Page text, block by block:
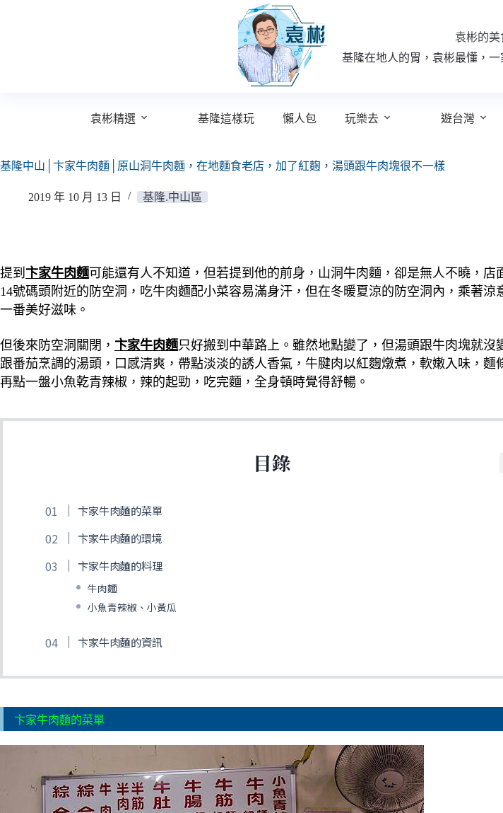
袁彬的美
基隆在地人的胃，袁彬最懂，
袁彬精選 基隆這樣玩 懶人包 玩樂去 遊台灣
基隆中山│卞家牛肉麵│原山洞牛肉麵，在地麵食老店，加了紅麴，湯頭跟牛肉塊很不一樣
2019 年 10 月 13 日 基隆.中山區
提到 卞家牛肉麵可能還有人不知道，但若提到他的前身，山洞牛肉麵，卻是無人不曉，店
14號碼頭附近的防空洞，吃牛肉麵配小菜容易滿身汗，但在冬暖夏涼的防空洞內，乘著涼
一番美好滋味。
但後來防空洞關閉， 卞家牛肉麵只好搬到中華路上。雖然地點變了，但湯頭跟牛肉塊就沒
跟番茄烹調的湯頭，口感清爽，帶點淡淡的誘人香氣，牛腱肉以紅麴燉煮，軟嫩入味，麵
再點一盤小魚乾青辣椒，辣的起勁，吃完麵，全身頓時覺得舒暢。
目錄
卞家牛肉麵的菜單
卞家牛肉麵的環境
卞家牛肉麵的料理
牛肉麵
小魚青辣椒、小黃瓜
卞家牛肉麵的資訊
卞家牛肉麵的菜單